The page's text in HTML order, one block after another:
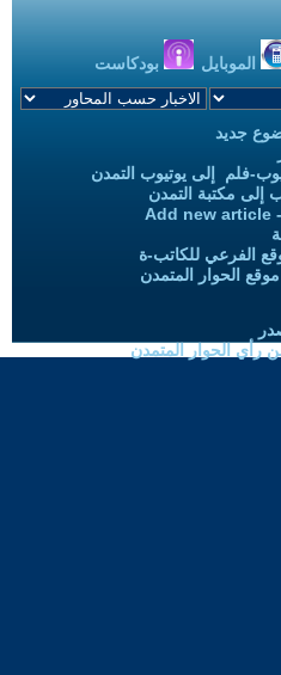
الموبايل بودكاست
جديد
فلم إلى يوتيوب التمدن
إلى مكتبة التمدن
Add new article
الفرعي للكاتب-ة
الحوار المتمدن
رأي الحوار المتمدن